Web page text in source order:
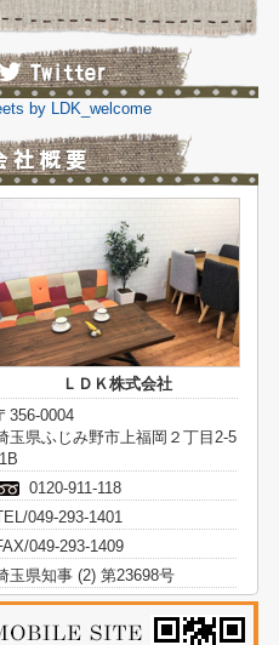
by LDK_welcome
ＬＤＫ株式会社
356-0004
玉県ふじみ野市上福岡２丁目2-5
0120-911-118
049-293-1401
049-293-1409
玉県知事 (2) 第23698号